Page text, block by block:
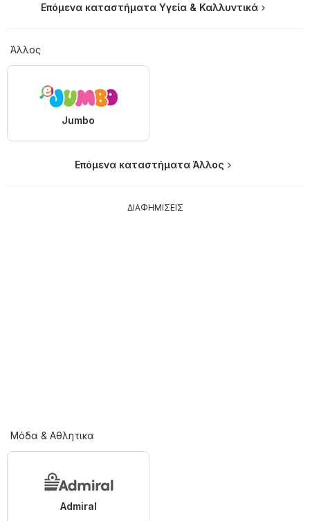
Επόμενα καταστήματα Υγεία & Καλλυντικά
Άλλος
Jumbo
Επόμενα καταστήματα Άλλος
ΔΙΑΦΗΜΙΣΕΙΣ
Μόδα & Aθλητικα
Admiral